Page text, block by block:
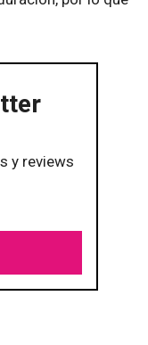
y reviews